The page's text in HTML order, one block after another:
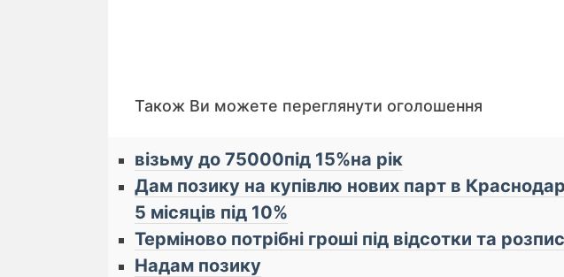
Також Ви можете переглянути оголошення
візьму до 75000під 15%на рік
Дам позику на купівлю нових парт в
5 місяців під 10%
Терміново потрібні гроші під відсотки та
Надам позику